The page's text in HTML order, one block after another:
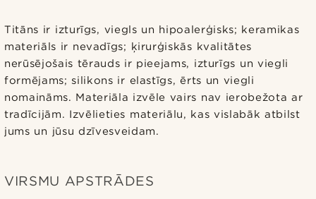
Titāns ir izturīgs, viegls un hipoalerģisks; keramikas
materiāls ir nevadīgs; ķirurģiskās kvalitātes
nerūsējošais tērauds ir pieejams, izturīgs un viegli
formējams; silikons ir elastīgs, ērts un viegli
nomaināms. Materiāla izvēle vairs nav ierobežota ar
tradīcijām. Izvēlieties materiālu, kas vislabāk atbilst
jums un jūsu dzīvesveidam.
VIRSMU APSTRĀDES